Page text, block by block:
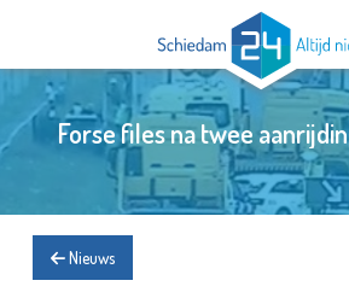
Forse files na twee
Nieuws